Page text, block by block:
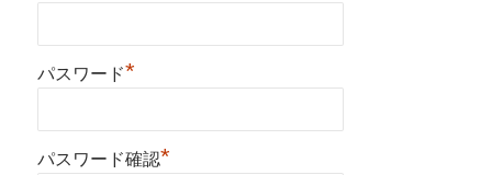
パスワード*
パスワード確認*